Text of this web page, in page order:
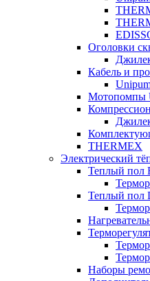
Оголовки
Кабель и
Мотопомпы
THERMEX
Электрический
Теплый пол
Теплый пол
Наборы